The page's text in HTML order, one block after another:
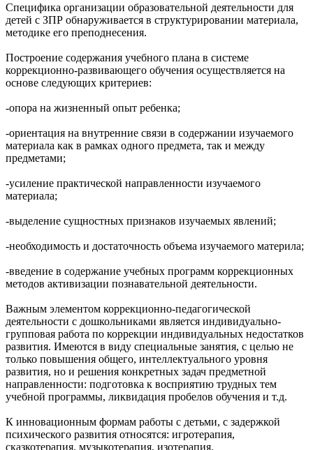
Специфика организации образовательной деятельности для
детей с ЗПР обнаруживается в структурировании материала,
методике его преподнесения.
Построение содержания учебного плана в системе
коррекционно-развивающего обучения осуществляется на
основе следующих критериев:
-опора на жизненный опыт ребенка;
-ориентация на внутренние связи в содержании изучаемого
материала как в рамках одного предмета, так и между
предметами;
-усиление практической направленности изучаемого
материала;
-выделение сущностных признаков изучаемых явлений;
-необходимость и достаточность объема изучаемого материла;
-введение в содержание учебных программ коррекционных
методов активизации познавательной деятельности.
Важным элементом коррекционно-педагогической
деятельности с дошкольниками является индивидуально-
групповая работа по коррекции индивидуальных недостатков
развития. Имеются в виду специальные занятия, с целью не
только повышения общего, интеллектуального уровня
развития, но и решения конкретных задач предметной
направленности: подготовка к восприятию трудных тем
учебной программы, ликвидация пробелов обучения и т.д.
К инновационным формам работы с детьми, с задержкой
психического развития относятся: игротерапия,
сказкотерапия, музыкотерапия, изотерапия,